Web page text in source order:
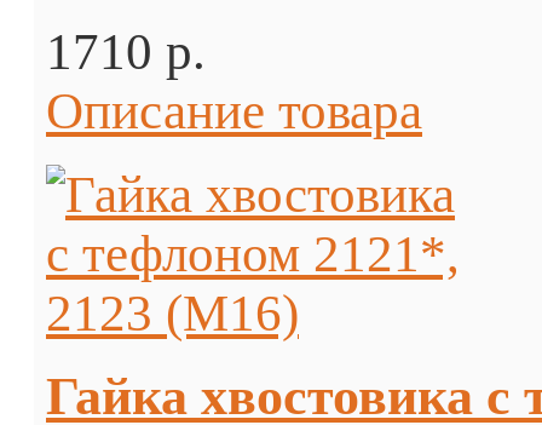
1710 p.
Описание товара
Гайка хвостовика